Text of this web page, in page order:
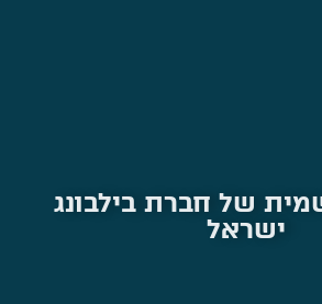
של חברת בילבונג
ישראל